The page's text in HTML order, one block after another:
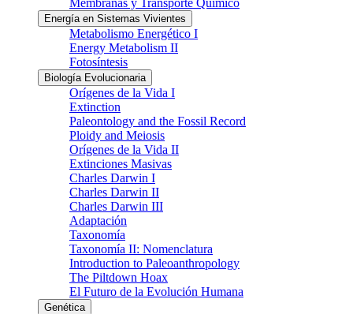
Energía en Sistemas Vivientes
Metabolismo Energético I
Energy Metabolism II
Fotosíntesis
Biología Evolucionaria
Orígenes de la Vida I
Extinction
Paleontology and the Fossil Record
Ploidy and Meiosis
Orígenes de la Vida II
Extinciones Masivas
Charles Darwin I
Charles Darwin II
Charles Darwin III
Adaptación
Taxonomía
Taxonomía II: Nomenclatura
Introduction to Paleoanthropology
The Piltdown Hoax
El Futuro de la Evolución Humana
Genética